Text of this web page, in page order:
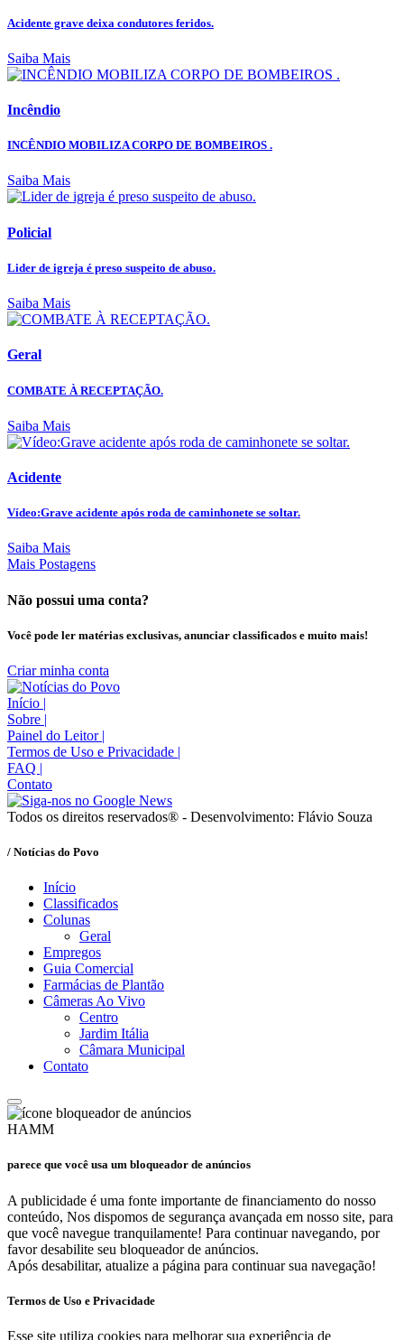
Acidente grave deixa condutores feridos.
Saiba Mais
Incêndio
INCÊNDIO MOBILIZA CORPO DE BOMBEIROS .
Saiba Mais
Policial
Lider de igreja é preso suspeito de abuso.
Saiba Mais
Geral
COMBATE À RECEPTAÇÃO.
Saiba Mais
Acidente
Vídeo:Grave acidente após roda de caminhonete se soltar.
Saiba Mais
Mais Postagens
Não possui uma conta?
Você pode ler matérias exclusivas, anunciar classificados e muito mais!
Criar minha conta
Início |
Sobre |
Painel do Leitor |
Termos de Uso e Privacidade |
FAQ |
Contato
Todos os direitos reservados® - Desenvolvimento: Flávio Souza
/ Notícias do Povo
Início
Classificados
Colunas
Geral
Empregos
Guia Comercial
Farmácias de Plantão
Câmeras Ao Vivo
Centro
Jardim Itália
Câmara Municipal
Contato
HAMM
parece que você usa um bloqueador de anúncios
A publicidade é uma fonte importante de financiamento do nosso
conteúdo, Nos dispomos de segurança avançada em nosso site, para
que você navegue tranquilamente! Para continuar navegando, por
favor desabilite seu bloqueador de anúncios.
Após desabilitar, atualize a página para continuar sua navegação!
Termos de Uso e Privacidade
Esse site utiliza cookies para melhorar sua experiência de